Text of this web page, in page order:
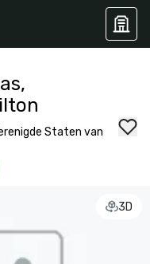
Staten van
3D